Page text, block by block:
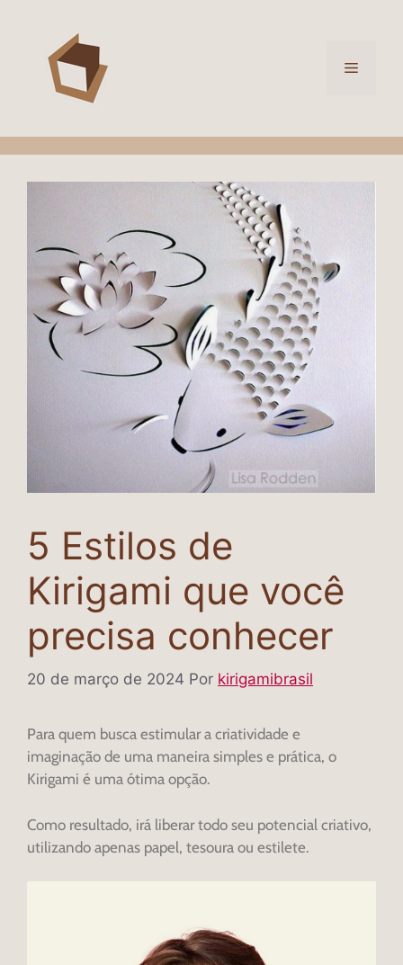
5 Estilos de
Kirigami que você
precisa conhecer
20 de março de 2024 Por kirigamibrasil
Para quem busca estimular a criatividade e
imaginação de uma maneira simples e prática, o
Kirigami é uma ótima opção.
Como resultado, irá liberar todo seu potencial criativo,
utilizando apenas papel, tesoura ou estilete.